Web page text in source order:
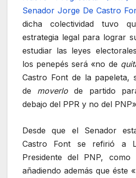
Senador Jorge De Castro
dicha colectividad tuvo
estrategia legal para lograr
estudiar las leyes
los penepés será «no de
Castro Font de la papeleta,
de moverlo de partido
debajo del PPR y no del
Desde que el Senador
Castro Font se refirió a
Presidente del PNP, como
añadiendo además que éste